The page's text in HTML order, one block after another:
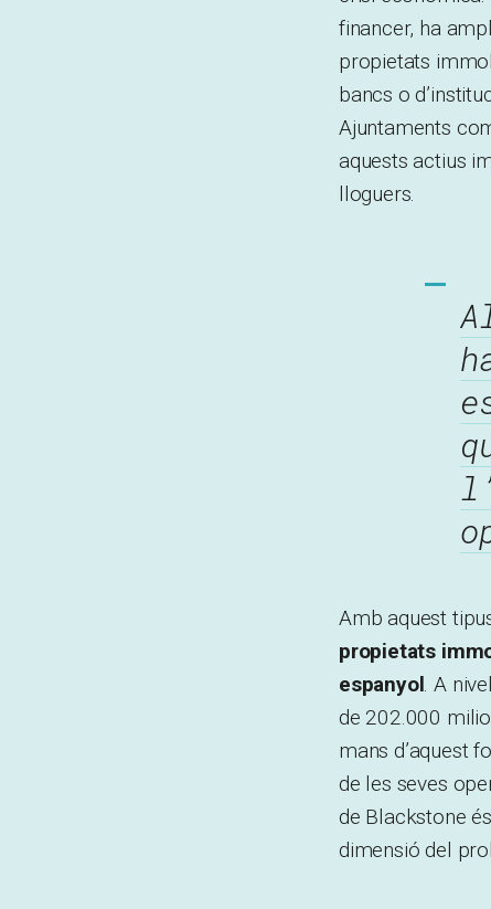
financer, ha
propietats
bancs o
Ajuntaments
aquests actius
lloguers.
Amb aquest
propietats
espanyol. A
de 202.000
mans d’aquest
de les seves
de Blackstone
dimensió del